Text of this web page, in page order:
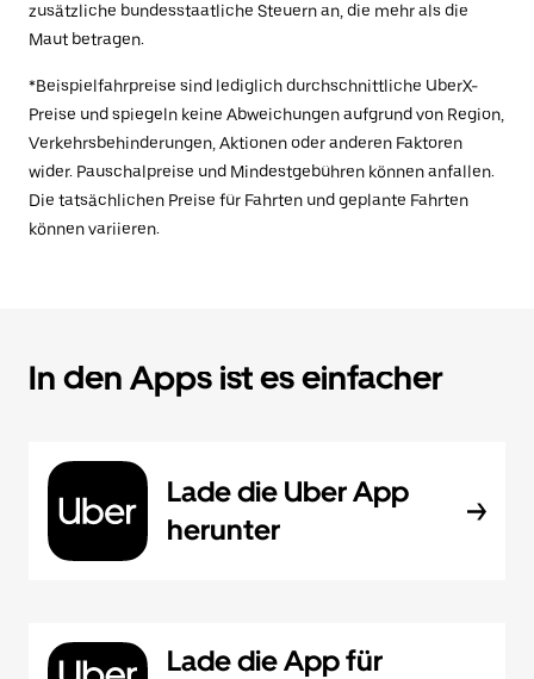
zusätzliche bundesstaatliche Steuern an, die mehr als die
Maut betragen.
*Beispielfahrpreise sind lediglich durchschnittliche UberX-
Preise und spiegeln keine Abweichungen aufgrund von Region,
Verkehrsbehinderungen, Aktionen oder anderen Faktoren
wider. Pauschalpreise und Mindestgebühren können anfallen.
Die tatsächlichen Preise für Fahrten und geplante Fahrten
können variieren.
In den Apps ist es einfacher
Lade die Uber App
herunter
Lade die App für